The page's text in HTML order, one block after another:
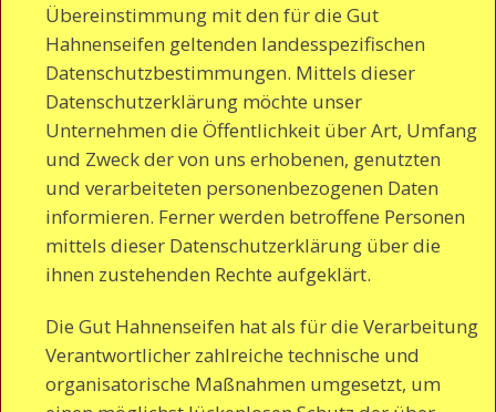
Übereinstimmung mit den für die Gut
Hahnenseifen geltenden landesspezifischen
Datenschutzbestimmungen. Mittels dieser
Datenschutzerklärung möchte unser
Unternehmen die Öffentlichkeit über Art, Umfang
und Zweck der von uns erhobenen, genutzten
und verarbeiteten personenbezogenen Daten
informieren. Ferner werden betroffene Personen
mittels dieser Datenschutzerklärung über die
ihnen zustehenden Rechte aufgeklärt.
Die Gut Hahnenseifen hat als für die Verarbeitung
Verantwortlicher zahlreiche technische und
organisatorische Maßnahmen umgesetzt, um